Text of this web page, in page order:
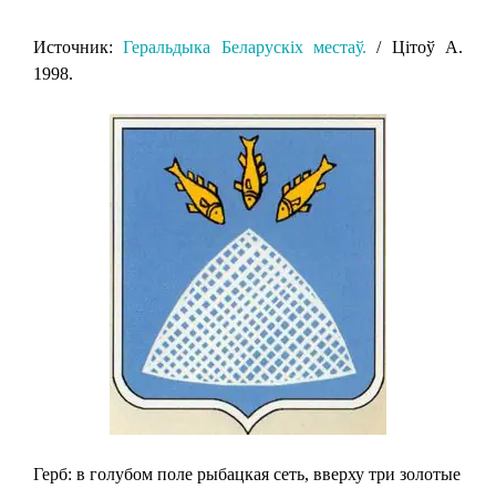
Источник:Геральдыка Беларускіх местаў. / Цітоў А.
1998.
Герб: в голубом поле рыбацкая сеть, вверху три золотые